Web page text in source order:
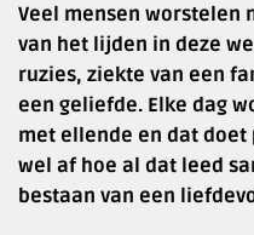
Veel mensen worstelen
van het lijden in deze
ruzies, ziekte van een
een geliefde. Elke dag
met ellende en dat doet
wel af hoe al dat leed
bestaan van een